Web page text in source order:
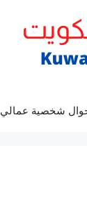
شخصية عمالي